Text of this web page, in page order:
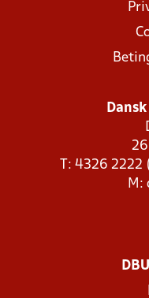
T: 4326
M: